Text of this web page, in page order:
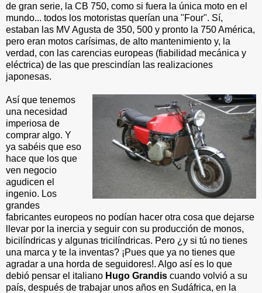
de gran serie, la CB 750, como si fuera la única moto en el
mundo... todos los motoristas querían una "Four". Sí,
estaban las MV Agusta de 350, 500 y pronto la 750 América,
pero eran motos carísimas, de alto mantenimiento y, la
verdad, con las carencias europeas (fiabilidad mecánica y
eléctrica) de las que prescindían las realizaciones
japonesas.
Así que tenemos
una necesidad
imperiosa de
comprar algo. Y
ya sabéis que eso
hace que los que
ven negocio
agudicen el
ingenio. Los
grandes
fabricantes europeos no podían hacer otra cosa que dejarse
llevar por la inercia y seguir con su producción de monos,
bicilíndricas y algunas tricilíndricas. Pero ¿y si tú no tienes
una marca y te la inventas? ¡Pues que ya no tienes que
agradar a una horda de seguidores!. Algo así es lo que
debió pensar el italiano Hugo Grandis cuando volvió a su
país, después de trabajar unos años en Sudáfrica, en la